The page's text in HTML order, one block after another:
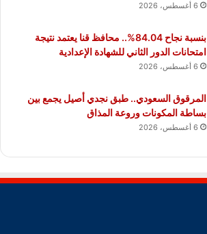
6 أغسطس، 2026
بنسبة نجاح 84.04%.. محافظ قنا يعتمد نتيجة
امتحانات الدور الثاني للشهادة الإعدادية
6 أغسطس، 2026
المرقوق السعودي.. طبق نجدي أصيل يجمع بين
بساطة المكونات وروعة المذاق
6 أغسطس، 2026